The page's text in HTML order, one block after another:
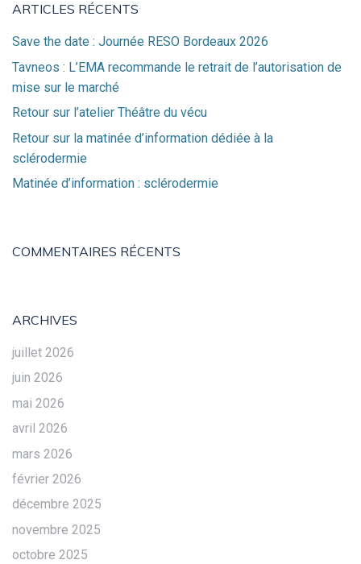
ARTICLES RÉCENTS
Save the date : Journée RESO Bordeaux 2026
Tavneos : L’EMA recommande le retrait de l’autorisation de
mise sur le marché
Retour sur l’atelier Théâtre du vécu
Retour sur la matinée d’information dédiée à la
sclérodermie
Matinée d’information : sclérodermie
COMMENTAIRES RÉCENTS
ARCHIVES
juillet 2026
juin 2026
mai 2026
avril 2026
mars 2026
février 2026
décembre 2025
novembre 2025
octobre 2025